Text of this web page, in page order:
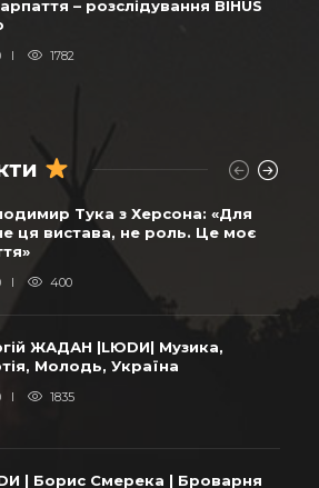
– розслідування BIHUS
1782
Тука з Херсона: «Для
ця вистава, не роль. Це моє
400
ЖАДАН |LЮDИ| Музика,
Молодь, Україна
1835
| Борис Смерека | Броварня